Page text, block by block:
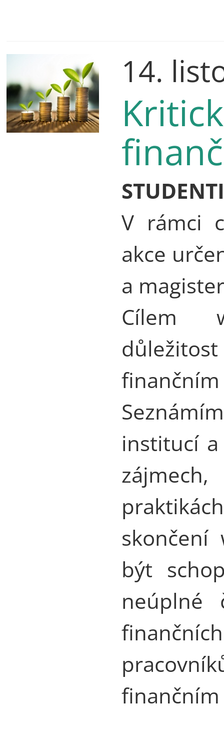
14.
STUDENTI
V rámci
akce
a
Cílem
institucí
být
neúplné